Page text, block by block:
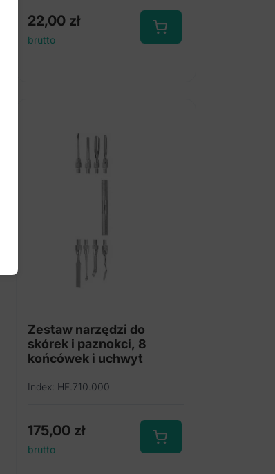
22,00 zł
brutto
Zestaw narzędzi do
skórek i paznokci, 8
końcówek i uchwyt
Index: HF.710.000
175,00 zł
brutto